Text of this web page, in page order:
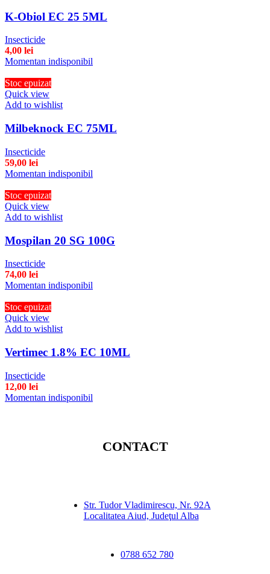
K-Obiol EC 25 5ML
Insecticide
4,00 lei
Momentan indisponibil
Stoc epuizat
Quick view
Add to wishlist
Milbeknock EC 75ML
Insecticide
59,00 lei
Momentan indisponibil
Stoc epuizat
Quick view
Add to wishlist
Mospilan 20 SG 100G
Insecticide
74,00 lei
Momentan indisponibil
Stoc epuizat
Quick view
Add to wishlist
Vertimec 1.8% EC 10ML
Insecticide
12,00 lei
Momentan indisponibil
CONTACT
Str. Tudor Vladimirescu, Nr. 92A
Localitatea Aiud, Judeţul Alba
0788 652 780